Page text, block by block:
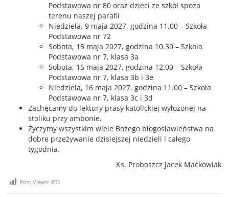
Podstawowa nr 80 oraz dzieci ze szkół spoza
terenu naszej parafii
Niedziela, 9 maja 2027, godzina 11.00 – Szkoła
Podstawowa nr 72
Sobota, 15 maja 2027, godzina 10.30 – Szkoła
Podstawowa nr 7, klasa 3a
Sobota, 15 maja 2027, godzina 12.00 – Szkoła
Podstawowa nr 7, klasa 3b i 3e
Niedziela, 16 maja 2027, godzina 11.00 – Szkoła
Podstawowa nr 7, klasa 3c i 3d
Zachęcamy do lektury prasy katolickiej wyłożonej na
stoliku przy ambonie.
Życzymy wszystkim wiele Bożego błogosławieństwa na
dobre przeżywanie dzisiejszej niedzieli i całego
tygodnia.
Ks. Proboszcz Jacek Maćkowiak
Post Views: 832